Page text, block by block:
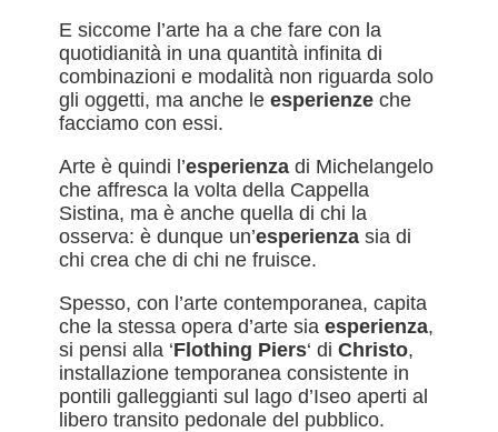
E siccome l’arte ha a che fare con la
quotidianità in una quantità infinita di
combinazioni e modalità non riguarda solo
gli oggetti, ma anche le esperienze che
facciamo con essi.
Arte è quindi l’esperienzadi Michelangelo
che affresca la volta della Cappella
Sistina, ma è anche quella di chi la
osserva: è dunque un’esperienzasia di
chi crea che di chi ne fruisce.
Spesso, con l’arte contemporanea, capita
che la stessa opera d’arte sia esperienza,
si pensi alla ‘Flothing Piers‘ di Christo,
installazione temporanea consistente in
pontili galleggianti sul lago d’Iseo aperti al
libero transito pedonale del pubblico.